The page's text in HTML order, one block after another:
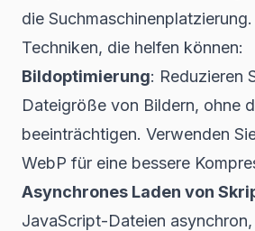
die
Techniken, die helfen können:
Bildoptimierung: Reduzieren
Dateigröße von Bildern, ohne
beeinträchtigen. Verwenden
WebP für eine bessere
Asynchrones Laden von
JavaScript-Dateien